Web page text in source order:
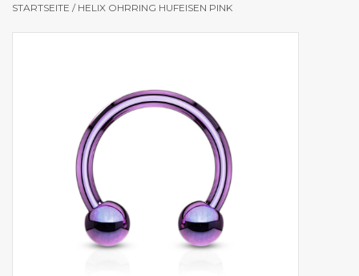
Ohrschmuck
STARTSEITE / HELIX OHRRING HUFEISEN PINK